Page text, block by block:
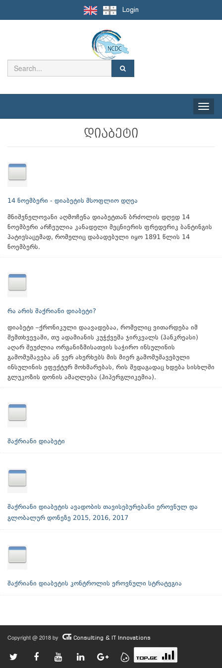
Login
Toggle
დიაბეტი
14 ნოემბერი - დიაბეტის მსოფლიო დღეა
მნიშვნელოვანი აღმოჩენა დიაბეტთან ბრძოლის დღედ 14
ნოემბერი არჩეულია კანადელი მეცნიერის ფრედერიკ ბანტინგის
პატივსაცემად, რომელიც დაბადებული იყო 1891 წლის 14
ნოემბერს.
რა არის შაქრიანი დიაბეტი?
დიაბეტი –ქრონიკული დაავადებაა, რომელიც ვითარდება იმ
შემთხვევაში, თუ ადამიანის კუჭქვეშა ჯირკვალს (პანკრეასი)
აღარ შეუძლია ორგანიზმისათვის საჭირო ინსულინის
გამომუშავება ან ვერ ახერხებს მის მიერ გამომუშავებული
ინსულინის ეფექტურ მოხმარებას, რის შედაგადაც ხდება სისხლში
გლუკოზის დონის ამაღლება (ჰიპერგლიკემია).
შაქრიანი დიაბეტი
შაქრიანი დიაბეტის ავადობის თავისებურებანი ეროვნულ და
გლობალურ დონეზე 2015, 2016, 2017
შაქრიანი დიაბეტის კონტროლის ეროვნული სტრატეგია
Copyright @ 2018 by Consulting & IT Innovations